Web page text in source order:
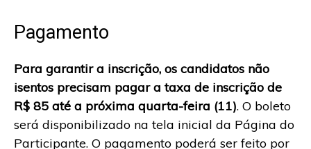
Pagamento
Para garantir a inscrição, os candidatos não
isentos precisam pagar a taxa de inscrição de
R$ 85 até a próxima quarta-feira (11). O boleto
será disponibilizado na tela inicial da Página do
Participante. O pagamento poderá ser feito por